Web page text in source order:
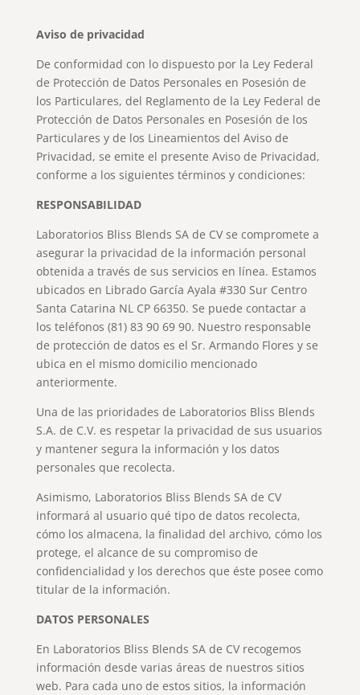
Aviso de privacidad
De conformidad con lo dispuesto por la Ley Federal
de Protección de Datos Personales en Posesión de
los Particulares, del Reglamento de la Ley Federal de
Protección de Datos Personales en Posesión de los
Particulares y de los Lineamientos del Aviso de
Privacidad, se emite el presente Aviso de Privacidad,
conforme a los siguientes términos y condiciones:
RESPONSABILIDAD
Laboratorios Bliss Blends SA de CV se compromete a
asegurar la privacidad de la información personal
obtenida a través de sus servicios en línea. Estamos
ubicados en Librado García Ayala #330 Sur Centro
Santa Catarina NL CP 66350. Se puede contactar a
los teléfonos (81) 83 90 69 90. Nuestro responsable
de protección de datos es el Sr. Armando Flores y se
ubica en el mismo domicilio mencionado
anteriormente.
Una de las prioridades de Laboratorios Bliss Blends
S.A. de C.V. es respetar la privacidad de sus usuarios
y mantener segura la información y los datos
personales que recolecta.
Asimismo, Laboratorios Bliss Blends SA de CV
informará al usuario qué tipo de datos recolecta,
cómo los almacena, la finalidad del archivo, cómo los
protege, el alcance de su compromiso de
confidencialidad y los derechos que éste posee como
titular de la información.
DATOS PERSONALES
En Laboratorios Bliss Blends SA de CV recogemos
información desde varias áreas de nuestros sitios
web. Para cada uno de estos sitios, la información